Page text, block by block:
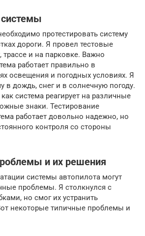
системы
протестировать систему
дороги. Я провел тестовые
трассе и на парковке. Важно
работает правильно в
освещения и погодных условиях. Я
в дождь, снег и в солнечную погоду.
система реагирует на различные
знаки. Тестирование
работает довольно надежно, но
контроля со стороны
и их решения
системы автопилота могут
проблемы. Я столкнулся с
но смог их устранить
некоторые типичные проблемы и